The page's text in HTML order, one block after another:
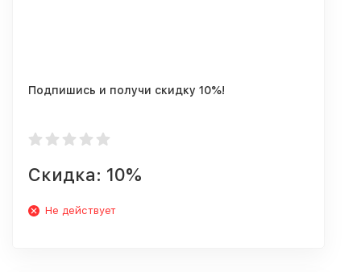
Подпишись и получи скидку 10%!
Скидка: 10%
Не действует